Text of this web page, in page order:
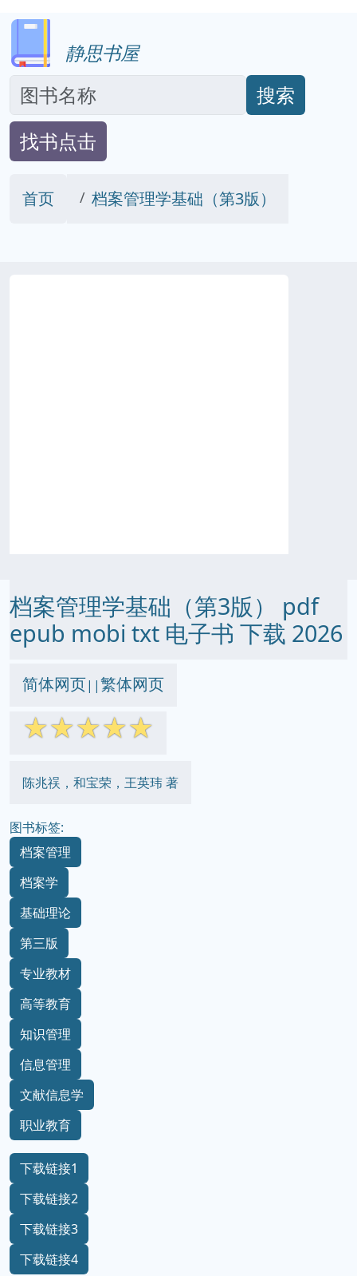
静思书屋
搜索
找书点击
首页 档案管理学基础（第3版）
档案管理学基础（第3版） pdf
epub mobi txt 电子书 下载 2026
简体网页||繁体网页
☆☆☆☆☆
陈兆祦，和宝荣，王英玮 著
图书标签:
档案管理
档案学
基础理论
第三版
专业教材
高等教育
知识管理
信息管理
文献信息学
职业教育
下载链接1
下载链接2
下载链接3
下载链接4